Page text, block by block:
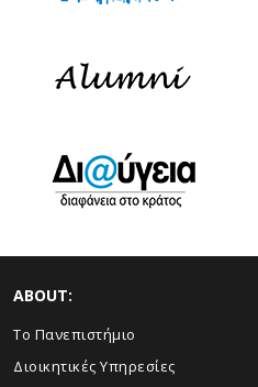
ABOUT:
Το Πανεπιστήμιο
Διοικητικές Υπηρεσίες